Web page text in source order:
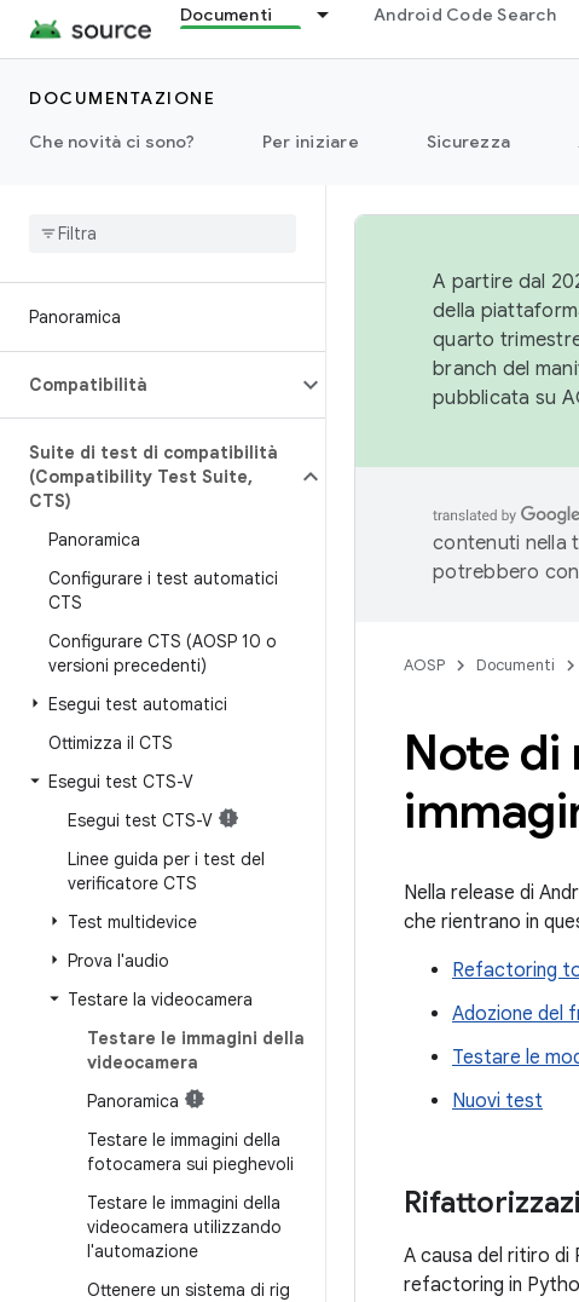
Documenti Android Code Search
DOCUMENTAZIONE
Che novità ci sono?
Per iniziare Sicurezza
Panoramica
Compatibilità
Suite di test di compatibilità
(Compatibility Test Suite,
CTS)
Panoramica
Configurare i test automatici
CTS
Configurare CTS (AOSP 10 o
versioni precedenti)
Esegui test automatici
Ottimizza il CTS
Esegui test CTS-V
Esegui test CTS-V
Linee guida per i test del
verificatore CTS
Test multidevice
Prova l'audio
Testare la videocamera
Testare le immagini della
videocamera
Panoramica
Testare le immagini della
fotocamera sui pieghevoli
Testare le immagini della
videocamera utilizzando
l'automazione
Ottenere un sistema di rig
A partire dal
della
quarto
branch del
pubblicata su
contenuti nella
potrebbero
AOSP Documenti
Note di
Nella release di
che rientrano in
Refactoring
Adozione del
Testare le
Nuovi test
A causa del ritiro
refactoring in